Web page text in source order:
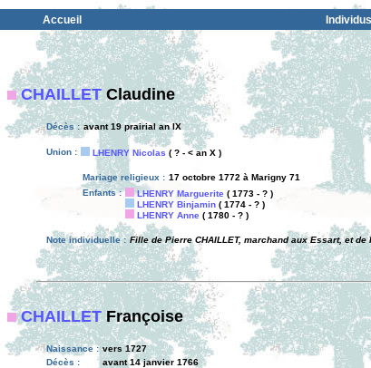
Accueil Individus
CHAILLET Claudine
Décès : avant 19 prairial an IX
Union : LHENRY Nicolas ( ? - < an X )
Mariage religieux : 17 octobre 1772 à Marigny 71
Enfants :
LHENRY Marguerite ( 1773 - ? )
LHENRY Binjamin ( 1774 - ? )
LHENRY Anne ( 1780 - ? )
Note individuelle : Fille de Pierre CHAILLET, marchand aux Essart, et de
CHAILLETFrançoise
Naissance : vers 1727
Décès :
avant 14 janvier 1766